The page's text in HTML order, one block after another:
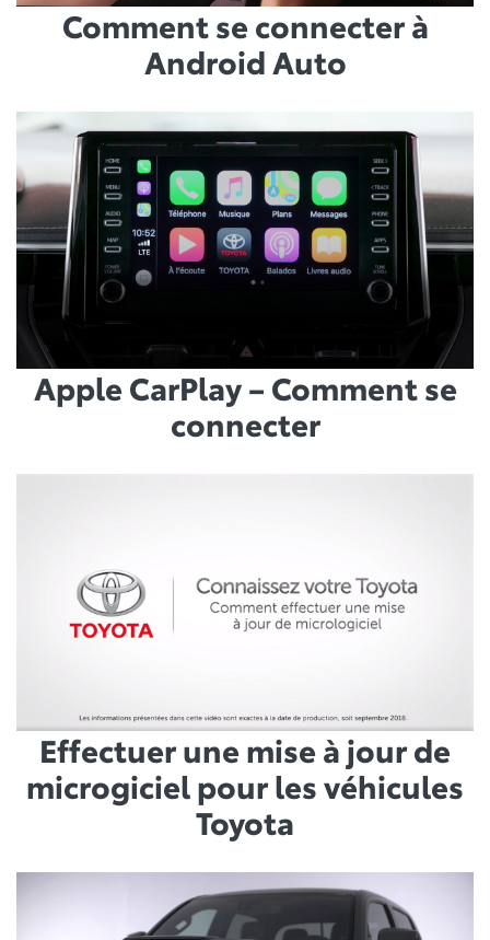
Comment se connecter à
Android Auto
Apple CarPlay – Comment se
connecter
Effectuer une mise à jour de
microgiciel pour les véhicules
Toyota